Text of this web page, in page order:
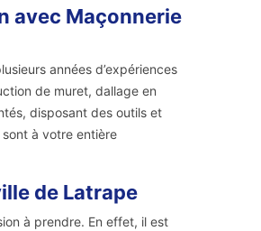
avec Maçonnerie
années d’expériences
de muret, dallage en
disposant des outils et
à votre entière
de Latrape
à prendre. En effet, il est